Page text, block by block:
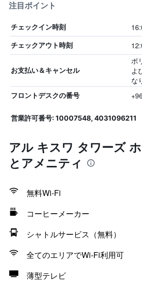
注目ポイント
チェックイン時刻
チェックアウト時刻
お支払い＆キャンセル
ポ
よ
な
フロントデスクの番号
営業許可番号: 10007548, 4031096211
アル キスワ タワーズ
とアメニティ
無料Wi-Fi
コーヒーメーカー
シャトルサービス（無料）
全てのエリアでWi-Fi利用可
薄型テレビ